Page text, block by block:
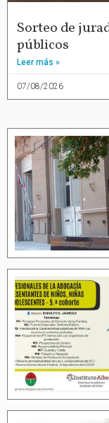
Sorteo de
públicos
Leer más »
07/08/2026